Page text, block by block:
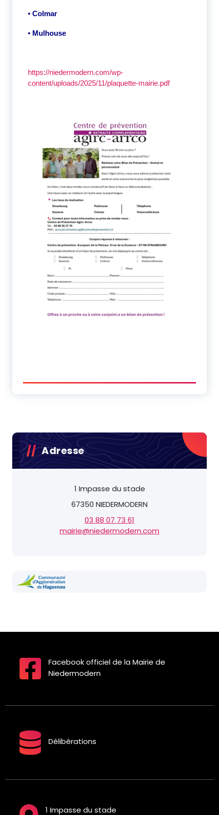
• Colmar
• Mulhouse
https://niedermodern.com/wp-
content/uploads/2025/11/plaquette-mairie.pdf
Adresse
1 Impasse du stade
67350 NIEDERMODERN
03 88 07 73 61
mairie@niedermodern.com
Facebook officiel de la Mairie de
Niedermodern
Délibérations
1 Impasse du stade